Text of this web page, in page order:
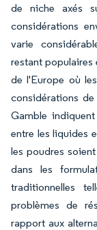
de niche axés
considérations
varie
restant populaires
de l'Europe où
considérations
Gamble
entre les liquides
les poudres
dans les
traditionnelles
problèmes de
rapport aux